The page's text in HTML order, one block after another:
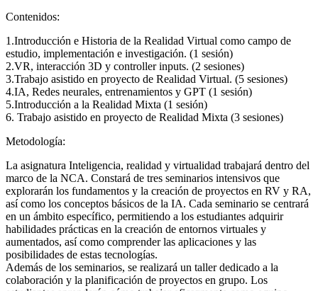
Contenidos:
1.Introducción e Historia de la Realidad Virtual como campo de
estudio, implementación e investigación. (1 sesión)
2.VR, interacción 3D y controller inputs. (2 sesiones)
3.Trabajo asistido en proyecto de Realidad Virtual. (5 sesiones)
4.IA, Redes neurales, entrenamientos y GPT (1 sesión)
5.Introducción a la Realidad Mixta (1 sesión)
6. Trabajo asistido en proyecto de Realidad Mixta (3 sesiones)
Metodología:
La asignatura Inteligencia, realidad y virtualidad trabajará dentro del
marco de la NCA. Constará de tres seminarios intensivos que
explorarán los fundamentos y la creación de proyectos en RV y RA,
así como los conceptos básicos de la IA. Cada seminario se centrará
en un ámbito específico, permitiendo a los estudiantes adquirir
habilidades prácticas en la creación de entornos virtuales y
aumentados, así como comprender las aplicaciones y las
posibilidades de estas tecnologías.
Además de los seminarios, se realizará un taller dedicado a la
colaboración y la planificación de proyectos en grupo. Los